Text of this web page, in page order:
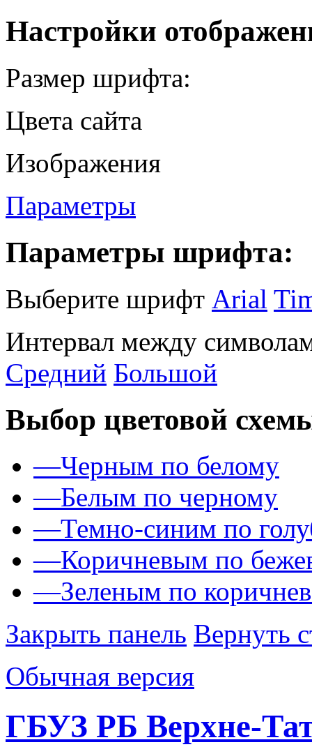
Настройки
Размер шрифта:
Цвета сайта
Изображения
Параметры
Параметры шрифта:
Выберите шрифт Arial
Интервал между
Средний Большой
Выбор цветовой
—Черным по белому
—Белым по черному
—Темно-синим по
—Коричневым по
—Зеленым по
Закрыть панель Вернуть
Обычная версия
ГБУЗ РБ Верхне-